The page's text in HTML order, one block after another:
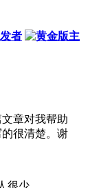
章对我帮助
很清楚。谢
很少